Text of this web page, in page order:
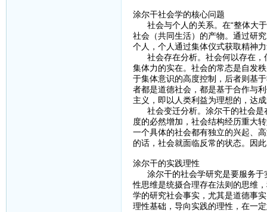
涂尔干社会学的核心问题
社会与个人的关系。在“整体大于
社会（共同生活）的产物。通过研
个人，个人通过集体仪式获取精神
社会存在分析。社会何以存在，
集体力的实在。社会的常态是自发
于集体意识的高度控制，后者则基
者都是道德社会，都是基于合作与
主义，即以人类利益为理想的，达
社会变迁分析。涂尔干的社会是
度的必然增加，社会结构经历重大
一个具体的社会都有独立的兴起、
的话，社会就面临反常的状态。因
涂尔干的实践理性
涂尔干的社会学研究是要服务于
性思维是统摄合理存在法则的思维
学的研究社会事实，尤其是道德事
理性基础，导向实践的理性，在一